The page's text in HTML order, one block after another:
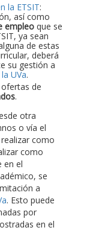
la ETSIT:
así como
empleo que se
ya sean
de estas
deberá
su gestión a
UVa.
de
.
otra
o vía el
como
como
en el
se
a
. Esto puede
por
en el